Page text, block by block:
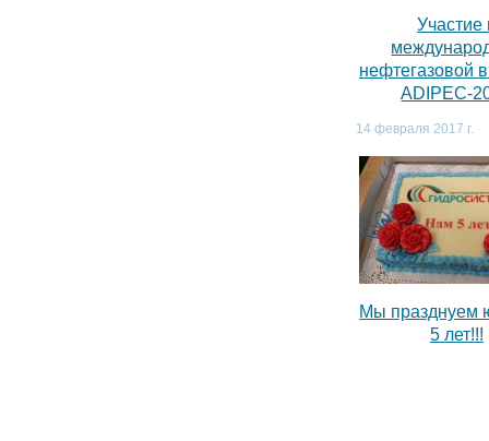
Участие
нефтегазовой
ADIPEC-
14 февраля 2017 г.
Мы празднуем
5 лет!!!